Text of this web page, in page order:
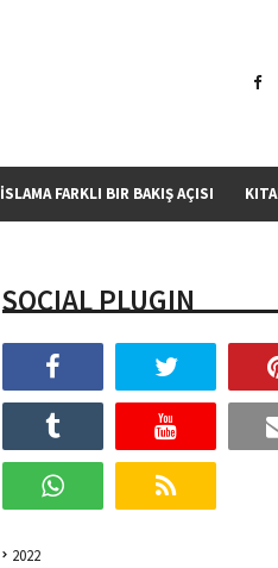
İSLAMA FARKLI BIR BAKIŞ AÇISI
SOCIAL PLUGIN
2022